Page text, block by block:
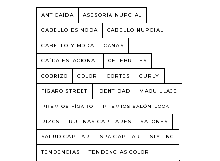
ANTICAÍDA ASESORÍA NUPCIAL
CABELLO ES MODA CABELLO NUPCIAL
CABELLO Y MODA CANAS
CAÍDA ESTACIONAL CELEBRITIES
COBRIZO COLOR CORTES CURLY
FÍGARO STREET IDENTIDAD MAQUILLAJE
PREMIOS FÍGARO PREMIOS SALÓN LOOK
RIZOS RUTINAS CAPILARES SALONES
SALUD CAPILAR SPA CAPILAR STYLING
TENDENCIAS TENDENCIAS COLOR